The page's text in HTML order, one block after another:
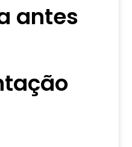
antes